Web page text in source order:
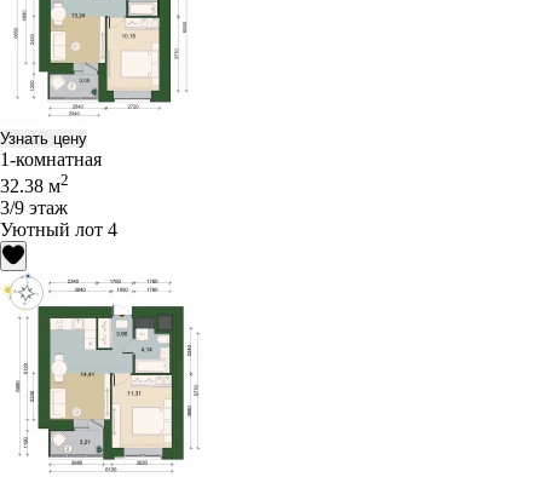
Узнать цену
1-комнатная
32.38 м2
3/9 этаж
Уютный лот 4